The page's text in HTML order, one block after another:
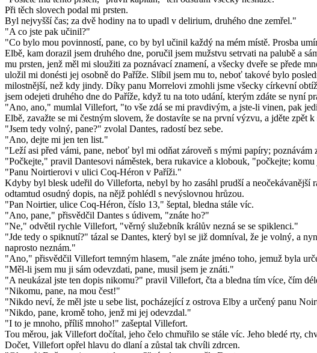
Při těch slovech podal mi prsten.
Byl nejvyšší čas; za dvě hodiny na to upadl v delirium, druhého dne zemřel."
"A co jste pak učinil?"
"Co bylo mou povinností, pane, co by byl učinil každý na mém místě. Prosba
Elbě, kam dorazil jsem druhého dne, poručil jsem mužstvu setrvati na palubě a
mu prsten, jenž měl mi sloužiti za poznávací znamení, a všecky dveře se přede
uložil mi donésti jej osobně do Paříže. Slíbil jsem mu to, neboť takové bylo
milostnější, než kdy jindy. Díky panu Morrelovi zmohli jsme všecky církevní
jsem odejeti druhého dne do Paříže, když tu na toto udání, kterým zdáte se nyní
"Ano, ano," mumlal Villefort, "to vše zdá se mi pravdivým, a jste-li vinen, pak
Elbě, zavažte se mi čestným slovem, že dostavíte se na první výzvu, a jděte zpět
"Jsem tedy volný, pane?" zvolal Dantes, radostí bez sebe.
"Ano, dejte mi jen ten list."
"Leží asi před vámi, pane, neboť byl mi odňat zároveň s mými papíry; poznávám
"Počkejte," pravil Dantesovi náměstek, bera rukavice a klobouk, "počkejte; komu
"Panu Noirtierovi v ulici Coq-Héron v Paříži."
Kdyby byl blesk udeřil do Villeforta, nebyl by ho zasáhl prudší a neočekávanější
odtamtud osudný dopis, na nějž pohlédl s nevýslovnou hrůzou.
"Pan Noirtier, ulice Coq-Héron, číslo 13," šeptal, bledna stále víc.
"Ano, pane," přisvědčil Dantes s údivem, "znáte ho?"
"Ne," odvětil rychle Villefort, "věrný služebník králův nezná se se spiklenci."
"Jde tedy o spiknutí?" tázal se Dantes, který byl se již domníval, že je volný, a
naprosto neznám."
"Ano," přisvědčil Villefort temným hlasem, "ale znáte jméno toho, jemuž byla
"Měl-li jsem mu ji sám odevzdati, pane, musil jsem je znáti."
"A neukázal jste ten dopis nikomu?" pravil Villefort, čta a bledna tím více, čím
"Nikomu, pane, na mou čest!"
"Nikdo neví, že měl jste u sebe list, pocházející z ostrova Elby a určený panu
"Nikdo, pane, kromě toho, jenž mi jej odevzdal."
"I to je mnoho, příliš mnoho!" zašeptal Villefort.
Tou měrou, jak Villefort dočítal, jeho čelo chmuřilo se stále víc. Jeho bledé rty,
Dočet, Villefort opřel hlavu do dlaní a zůstal tak chvíli zdrcen.